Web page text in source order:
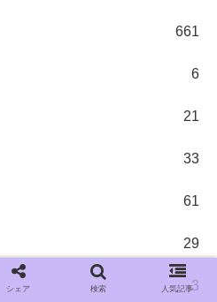
661
6
21
33
61
29
3
シェア 検索 人気記事